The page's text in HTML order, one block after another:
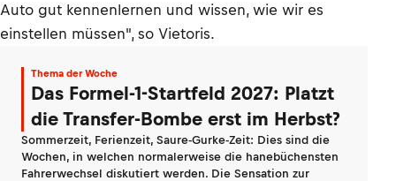
Auto gut kennenlernen und wissen, wie wir es
einstellen müssen", so Vietoris.
Thema der Woche
Das Formel-1-Startfeld 2027: Platzt
die Transfer-Bombe erst im Herbst?
Sommerzeit, Ferienzeit, Saure-Gurke-Zeit: Dies sind die
Wochen, in welchen normalerweise die hanebüchensten
Fahrerwechsel diskutiert werden. Die Sensation zur